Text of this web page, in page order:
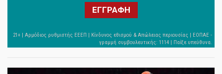
ΕΓΓΡΑΦΗ